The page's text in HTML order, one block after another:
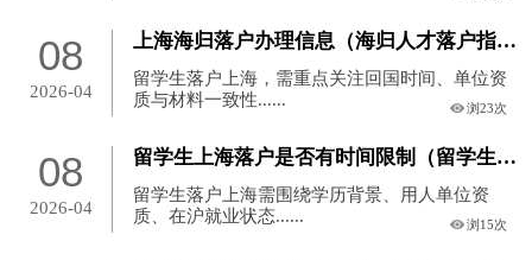
08
2026-04
上海海归落户办理信息（海归人才落户指南）
留学生落户上海，需重点关注回国时间、单位资
质与材料一致性......
浏23次
08
2026-04
留学生上海落户是否有时间限制（留学生落户是否有时间限制）
留学生落户上海需围绕学历背景、用人单位资
质、在沪就业状态......
浏15次